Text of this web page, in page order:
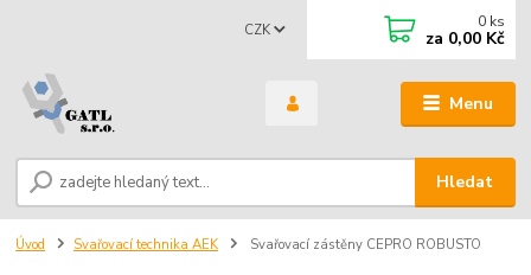
Menu
CZK
Hledat
0 ks
za 0,00 Kč
Úvod Svařovací technika AEK Svařovací zástěny CEPRO ROBUSTO